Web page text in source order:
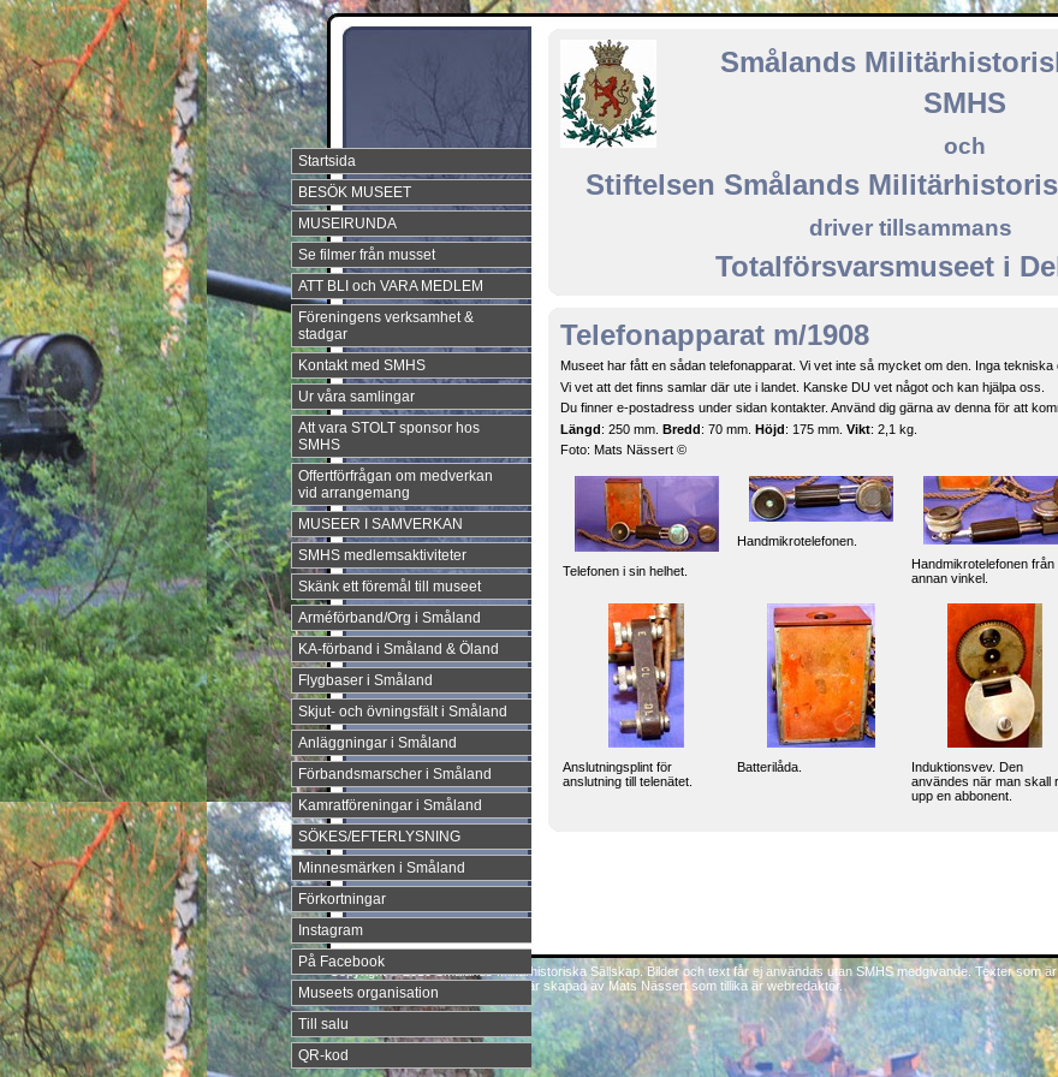
Startsida
BESÖK MUSEET
MUSEIRUNDA
Se filmer från musset
ATT BLI och VARA MEDLEM
Föreningens verksamhet &
stadgar
Kontakt med SMHS
Ur våra samlingar
Att vara STOLT sponsor hos
SMHS
Offertförfrågan om medverkan
vid arrangemang
MUSEER I SAMVERKAN
SMHS medlemsaktiviteter
Skänk ett föremål till museet
Arméförband/Org i Småland
KA-förband i Småland & Öland
Flygbaser i Småland
Skjut- och övningsfält i Småland
Anläggningar i Småland
Förbandsmarscher i Småland
Kamratföreningar i Småland
SÖKES/EFTERLYSNING
Minnesmärken i Småland
Förkortningar
Instagram
På Facebook
Museets organisation
Till salu
QR-kod
Smålands
SMHS
och
Stiftelsen Smålands
driver tillsammans
Totalförsvarsmuseet i
Telefonapparat m/1908
Museet har fått en sådan telefonapparat. Vi vet inte så mycket om den. Inga tekniska
Vi vet att det finns samlar där ute i landet. Kanske DU vet något och kan hjälpa oss.
Du finner e-postadress under sidan kontakter. Använd dig gärna av denna för att
Längd: 250 mm. Bredd: 70 mm. Höjd: 175 mm. Vikt: 2,1 kg.
Foto: Mats Nässert ©
Telefonen i sin helhet.
Handmikrotelefonen.
Handmikrotelefonen från
annan vinkel.
Anslutningsplint för
anslutning till telenätet.
Batterilåda.
Induktionsvev. Den
användes när man skall
upp en abbonent.
Copyright © 2010 Smålands Militärhistoriska Sällskap. Bilder och text får ej användas utan SMHS medgivande. Texter som
Wikipedia är copyfria. Denna sida är skapad av Mats Nässert som tillika är webredaktör.